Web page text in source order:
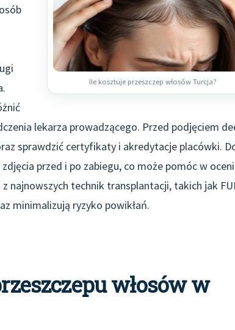
Ile kosztuje przeszczep włosów Turcja?
lekarza prowadzącego. Przed podjęciem
sprawdzić certyfikaty i akredytacje placówki.
przed i po zabiegu, co może pomóc w
technik transplantacji, takich jak
minimalizują ryzyko powikłań.
włosów w